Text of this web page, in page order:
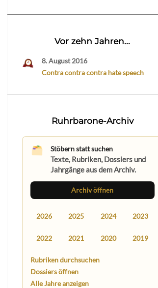
Vor zehn Jahren...
8. August 2016
Contra contra contra hate speech
Ruhrbarone-Archiv
Stöbern statt suchen
Texte, Rubriken, Dossiers und
Jahrgänge aus dem Archiv.
Archiv öffnen
2026 2025 2024 2023
2022 2021 2020 2019
Rubriken durchsuchen
Dossiers öffnen
Alle Jahre anzeigen